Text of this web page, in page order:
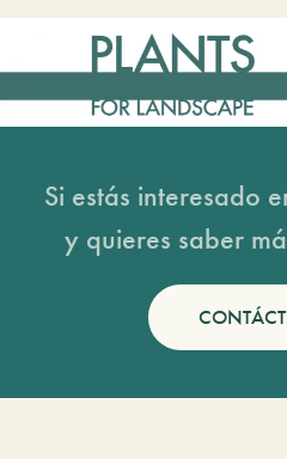
Si estás interesado
y quieres saber